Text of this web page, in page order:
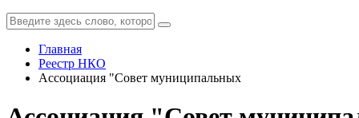
Главная
Реестр НКО
Ассоциация "Совет муниципальных